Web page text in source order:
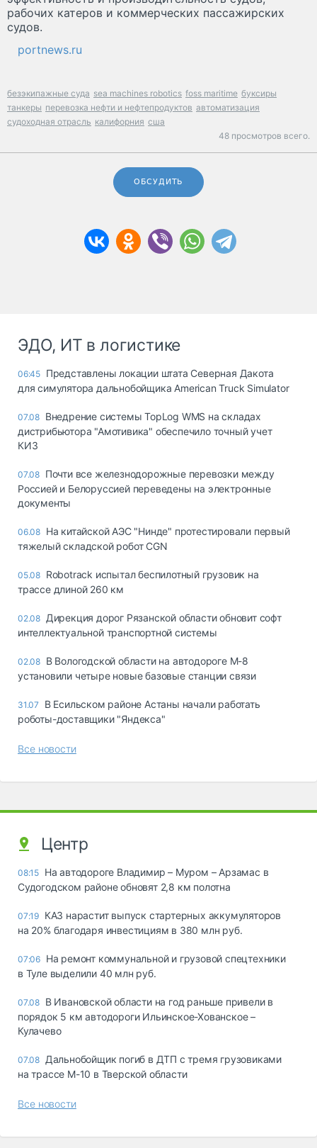
рабочих катеров и коммерческих пассажирских
судов.
portnews.ru
безэкипажные суда sea machines robotics foss maritime буксиры
танкеры перевозка нефти и нефтепродуктов автоматизация
судоходная отрасль калифорния сша
48 просмотров всего.
ОБСУДИТЬ
ЭДО, ИТ в логистике
06:45 Представлены локации штата Северная Дакота
для симулятора дальнобойщика American Truck Simulator
07.08 Внедрение системы TopLog WMS на складах
дистрибьютора "Амотивика" обеспечило точный учет
КИЗ
07.08 Почти все железнодорожные перевозки между
Россией и Белоруссией переведены на электронные
документы
06.08 На китайской АЭС "Нинде" протестировали первый
тяжелый складской робот CGN
05.08 Robotrack испытал беспилотный грузовик на
трассе длиной 260 км
02.08 Дирекция дорог Рязанской области обновит софт
интеллектуальной транспортной системы
02.08 В Вологодской области на автодороге М-8
установили четыре новые базовые станции связи
31.07
В Есильском районе Астаны начали работать
роботы-доставщики "Яндекса"
Все новости
Центр
08:15 На автодороге Владимир – Муром – Арзамас в
Судогодском районе обновят 2,8 км полотна
07:19 КАЗ нарастит выпуск стартерных аккумуляторов
на 20% благодаря инвестициям в 380 млн руб.
07:06 На ремонт коммунальной и грузовой спецтехники
в Туле выделили 40 млн руб.
07.08 В Ивановской области на год раньше привели в
порядок 5 км автодороги Ильинское-Хованское –
Кулачево
07.08 Дальнобойщик погиб в ДТП с тремя грузовиками
на трассе М-10 в Тверской области
Все новости